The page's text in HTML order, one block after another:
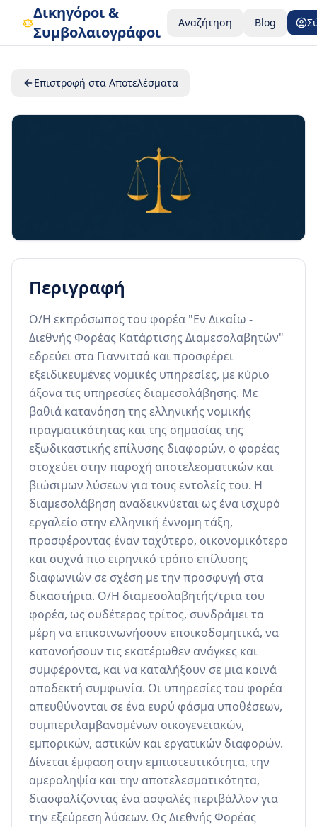
Δικηγόροι &
Συμβολαιογράφοι
Αναζήτηση Blog
Επιστροφή στα Αποτελέσματα
Περιγραφή
Ο/Η εκπρόσωπος του φορέα "Εν Δικαίω -
Διεθνής Φορέας Κατάρτισης Διαμεσολαβητών"
εδρεύει στα Γιαννιτσά και προσφέρει
εξειδικευμένες νομικές υπηρεσίες, με κύριο
άξονα τις υπηρεσίες διαμεσολάβησης. Με
βαθιά κατανόηση της ελληνικής νομικής
πραγματικότητας και της σημασίας της
εξωδικαστικής επίλυσης διαφορών, ο φορέας
στοχεύει στην παροχή αποτελεσματικών και
βιώσιμων λύσεων για τους εντολείς του. Η
διαμεσολάβηση αναδεικνύεται ως ένα ισχυρό
εργαλείο στην ελληνική έννομη τάξη,
προσφέροντας έναν ταχύτερο, οικονομικότερο
και συχνά πιο ειρηνικό τρόπο επίλυσης
διαφωνιών σε σχέση με την προσφυγή στα
δικαστήρια. Ο/Η διαμεσολαβητής/τρια του
φορέα, ως ουδέτερος τρίτος, συνδράμει τα
μέρη να επικοινωνήσουν εποικοδομητικά, να
κατανοήσουν τις εκατέρωθεν ανάγκες και
συμφέροντα, και να καταλήξουν σε μια κοινά
αποδεκτή συμφωνία. Οι υπηρεσίες του φορέα
απευθύνονται σε ένα ευρύ φάσμα υποθέσεων,
συμπεριλαμβανομένων οικογενειακών,
εμπορικών, αστικών και εργατικών διαφορών.
Δίνεται έμφαση στην εμπιστευτικότητα, την
αμεροληψία και την αποτελεσματικότητα,
διασφαλίζοντας ένα ασφαλές περιβάλλον για
την εξεύρεση λύσεων. Ως Διεθνής Φορέας